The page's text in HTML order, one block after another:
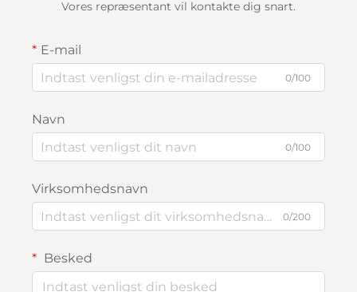
Vores repræsentant vil kontakte dig snart.
E-mail
0/100
Navn
0/100
Virksomhedsnavn
0/200
Besked